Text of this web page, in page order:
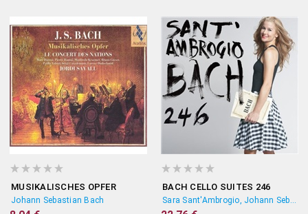
MUSIKALISCHES OPFER
Johann Sebastian Bach
BACH CELLO SUITES 246
Sara Sant'Ambrogio, Johann Sebastian Bach